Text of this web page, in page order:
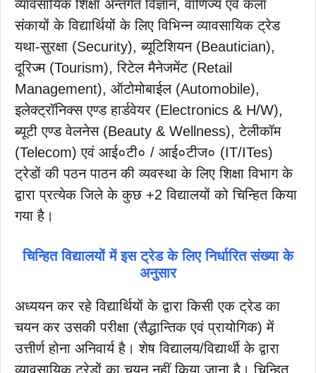
व्यावसायिक शिक्षा अन्तर्गत विज्ञान, वाणिज्य एवं कला
संकायों के विद्यार्थियों के लिए विभिन्न व्यावसायिक ट्रेड
यथा-सुरक्षा (Security), ब्यूटिशियन (Beautician),
दूरिज्म (Tourism), रिटेल मैनेजमेंट (Retail
Management), ऑटोमोबाईल (Automobile),
इलेक्ट्रॉनिक्स एण्ड हार्डवेयर (Electronics & H/W),
ब्यूटी एण्ड वेलनेस (Beauty & Wellness), टेलीकॉम
(Telecom) एवं आई०टी० / आई०टीज० (IT/ITes)
ट्रेडों की पठन पाठन की व्यवस्था के लिए शिक्षा विभाग के
द्वारा प्रत्येक जिले के कुछ +2 विद्यालयों को चिन्हित किया
गया है।
चिन्हित विद्यालयों में इस ट्रेड के लिए निर्धारित संख्या के
अनुसार
अध्ययन कर रहे विद्यार्थियों के द्वारा किसी एक ट्रेड का
चयन कर उसकी परीक्षा (सैद्धान्तिक एवं प्रायोगिक) में
उत्तीर्ण होना अनिवार्य है। शेष विद्यालय/विद्यार्थी के द्वारा
व्यावसायिक ट्रेडों का चयन नहीं किया जाना है। चिन्हित